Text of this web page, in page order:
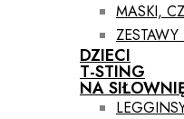
MASKI,
DZIECI
T-STING
NA